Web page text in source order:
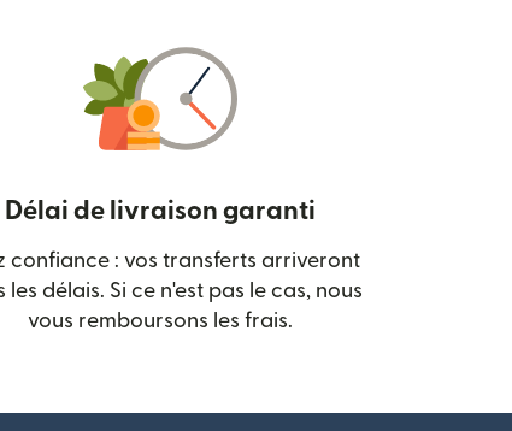
fenêtre)
Délai de livraison garanti
confiance : vos transferts arriveront
les délais. Si ce n'est pas le cas, nous
vous remboursons les frais.